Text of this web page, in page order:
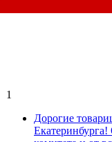
1
Дорогие